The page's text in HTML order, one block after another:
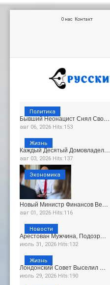
О нас Контакт
Бывший Неонацист Снял Сво…
авг 06, 2026 Hits:153
Политика
Каждый Десятый Домовладел…
авг 03, 2026 Hits:137
Жизнь
Новый Министр Финансов Ве…
авг 01, 2026 Hits:116
Экономика
Арестован Мужчина, Подозр…
июль 31, 2026 Hits:132
Новости
Лондонский Совет Выселил …
июль 29, 2026 Hits:190
Жизнь